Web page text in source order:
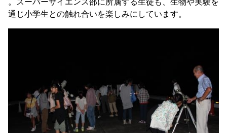
。スーパーサイエンス部に所属する生徒も、生物や実験を
通じ小学生との触れ合いを楽しみにしています。